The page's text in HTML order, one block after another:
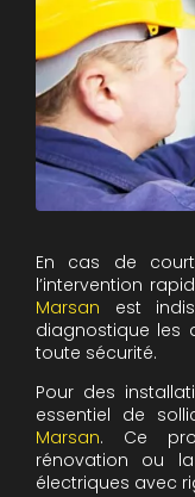
En cas de
l’intervention
Marsan est
diagnostique les
toute sécurité.
Pour des
essentiel de
Marsan. Ce
rénovation ou
électriques avec